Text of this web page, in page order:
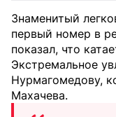
Знаменитый
первый номер в
показал, что
Экстремальное
Нурмагомедову,
Махачева.